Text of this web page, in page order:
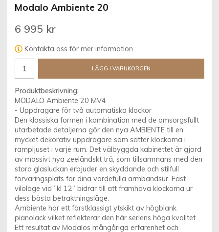
Modalo Ambiente 20
6 995 kr
Kontakta oss för mer information
LÄGG I VARUKORGEN
Produktbeskrivning:
MODALO Ambiente 20 MV4
- Uppdragare för två automatiska klockor
Den klassiska formen i kombination med de omsorgsfullt
utarbetade detaljerna gör den nya AMBIENTE till en
mycket dekorativ uppdragare som sätter klockorna i
rampljuset i varje rum. Det välbyggda kabinettet är gjord
av massivt nya zeeländskt trä, som tillsammans med den
stora glasluckan erbjuder en skyddande och stilfull
förvaringsplats för dina värdefulla armbandsur. Fast
viloläge vid ”kl 12” bidrar till att framhäva klockorna ur
dess bästa betraktningsläge.
Ambiente har ett förstklassigt ytskikt av högblank
pianolack vilket reflekterar den här seriens höga kvalitet.
Ett resultat av Modalos mångåriga erfarenhet och